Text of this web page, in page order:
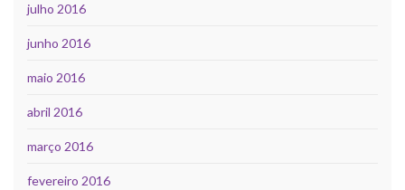
julho 2016
junho 2016
maio 2016
abril 2016
março 2016
fevereiro 2016